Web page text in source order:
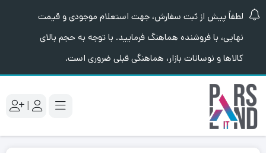
لطفاً پیش از ثبت سفارش، جهت استعلام موجودی و قیمت
نهایی، با فروشنده هماهنگ فرمایید. با توجه به حجم بالای
کالاها و نوسانات بازار، هماهنگی قبلی ضروری است.
|